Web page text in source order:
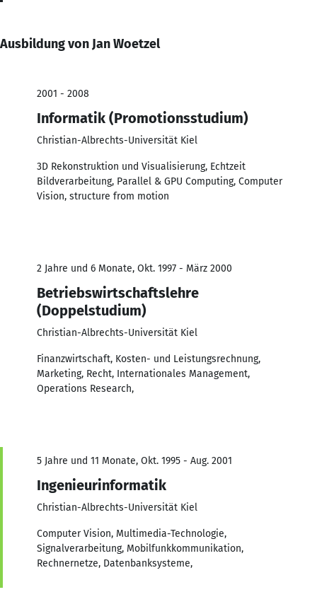
Ausbildung von Jan Woetzel
2001 - 2008
Informatik (Promotionsstudium)
Christian-Albrechts-Universität Kiel
3D Rekonstruktion und Visualisierung, Echtzeit
Bildverarbeitung, Parallel & GPU Computing, Computer
Vision, structure from motion
2 Jahre und 6 Monate, Okt. 1997 - März 2000
Betriebswirtschaftslehre
(Doppelstudium)
Christian-Albrechts-Universität Kiel
Finanzwirtschaft, Kosten- und Leistungsrechnung,
Marketing, Recht, Internationales Management,
Operations Research,
5 Jahre und 11 Monate, Okt. 1995 - Aug. 2001
Ingenieurinformatik
Christian-Albrechts-Universität Kiel
Computer Vision, Multimedia-Technologie,
Signalverarbeitung, Mobilfunkkommunikation,
Rechnernetze, Datenbanksysteme,